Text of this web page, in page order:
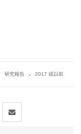
研究報告 . 2017 或以前